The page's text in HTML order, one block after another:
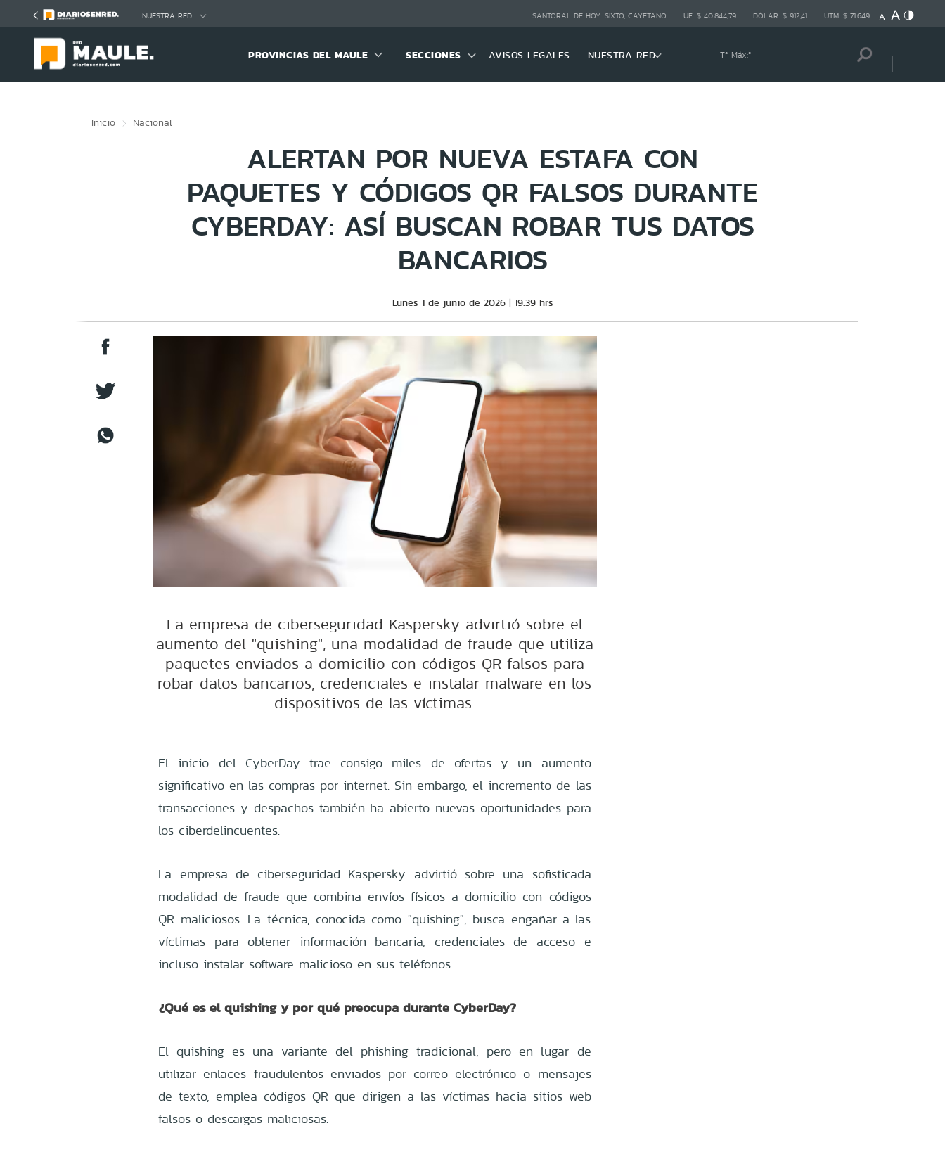
NUESTRA RED SANTORAL DE HOY: SIXTO, CAYETANO UF: $ 40.844,79 DÓLAR: $ 912,41 UTM: $ 71.649
PROVINCIAS DEL MAULE SECCIONES AVISOS LEGALES NUESTRA RED Tª Máx:º
Inicio Nacional
ALERTAN POR NUEVA ESTAFA CON
PAQUETES Y CÓDIGOS QR FALSOS DURANTE
CYBERDAY: ASÍ BUSCAN ROBAR TUS DATOS
BANCARIOS
Lunes 1 de junio de 2026 19:39 hrs
La empresa de ciberseguridad Kaspersky advirtió sobre el
aumento del "quishing", una modalidad de fraude que utiliza
paquetes enviados a domicilio con códigos QR falsos para
robar datos bancarios, credenciales e instalar malware en los
dispositivos de las víctimas.
El inicio del CyberDay trae consigo miles de ofertas y un aumento
significativo en las compras por internet. Sin embargo, el incremento de las
transacciones y despachos también ha abierto nuevas oportunidades para
los ciberdelincuentes.
La empresa de ciberseguridad Kaspersky advirtió sobre una sofisticada
modalidad de fraude que combina envíos físicos a domicilio con códigos
QR maliciosos. La técnica, conocida como "quishing", busca engañar a las
víctimas para obtener información bancaria, credenciales de acceso e
incluso instalar software malicioso en sus teléfonos.
¿Qué es el quishing y por qué preocupa durante CyberDay?
El quishing es una variante del phishing tradicional, pero en lugar de
utilizar enlaces fraudulentos enviados por correo electrónico o mensajes
de texto, emplea códigos QR que dirigen a las víctimas hacia sitios web
falsos o descargas maliciosas.